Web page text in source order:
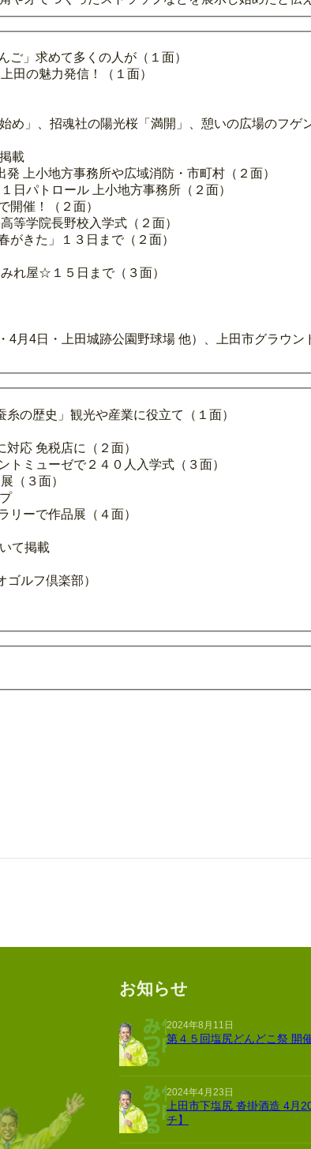
」求めて多くの人が（１面）
田の魅力発信！（１面）
」、招魂社の陽光桜「満開」、憩いの広場のフゲ
載
上小地方事務所や広域消防・市町村（２面）
日パトロール 上小地方事務所（２面）
開催！（２面）
等学院長野校入学式（２面）
きた」１３日まで（２面）
れ屋☆１５日まで（３面）
月4日・上田城跡公園野球場 他）、上田市グラウン
の歴史」観光や産業に役立て（１面）
応 免税店に（２面）
ミューゼで２４０人入学式（３面）
（３面）
リーで作品展（４面）
て掲載
ルフ倶楽部）
お知らせ
2024年8月11日
第４５回塩尻どんどこ祭 開
2024年4月23日
上田市下塩尻 沓掛酒造 4月
チ】